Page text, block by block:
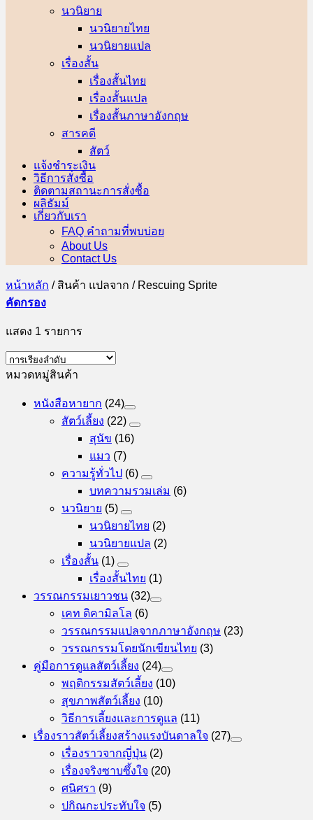
นวนิยาย
นวนิยายไทย
นวนิยายแปล
เรื่องสั้น
เรื่องสั้นไทย
เรื่องสั้นแปล
เรื่องสั้นภาษาอังกฤษ
สารคดี
สัตว์
แจ้งชำระเงิน
วิธีการสั่งซื้อ
ติดตามสถานะการสั่งซื้อ
ผลิธัมม์
เกี่ยวกับเรา
FAQ คำถามที่พบบ่อย
About Us
Contact Us
หน้าหลัก /สินค้า แปลจาก /Rescuing Sprite
คัดกรอง
แสดง 1 รายการ
หมวดหมู่สินค้า
หนังสือหายาก (24)
สัตว์เลี้ยง (22)
สุนัข (16)
แมว (7)
ความรู้ทั่วไป (6)
บทความรวมเล่ม (6)
นวนิยาย (5)
นวนิยายไทย (2)
นวนิยายแปล (2)
เรื่องสั้น (1)
เรื่องสั้นไทย (1)
วรรณกรรมเยาวชน (32)
เคท ดิคามิลโล (6)
วรรณกรรมแปลจากภาษาอังกฤษ (23)
วรรณกรรมโดยนักเขียนไทย (3)
คู่มือการดูแลสัตว์เลี้ยง (24)
พฤติกรรมสัตว์เลี้ยง (10)
สุขภาพสัตว์เลี้ยง (10)
วิธีการเลี้ยงและการดูแล (11)
เรื่องราวสัตว์เลี้ยงสร้างแรงบันดาลใจ (27)
เรื่องราวจากญี่ปุ่น (2)
เรื่องจริงซาบซึ้งใจ (20)
ศนิศรา (9)
ปกิณกะประทับใจ (5)